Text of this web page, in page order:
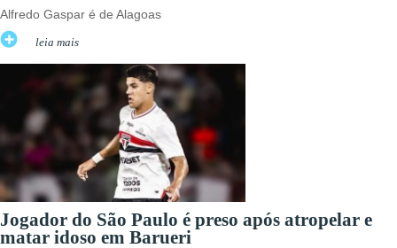
Alfredo Gaspar é de Alagoas
leia mais
Jogador do São Paulo é preso após atropelar e
matar idoso em Barueri